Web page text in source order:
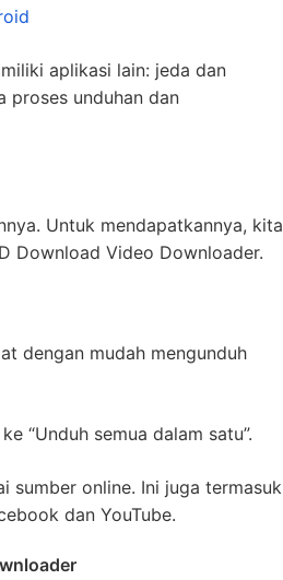
aplikasi lain: jeda dan
proses unduhan dan
Untuk mendapatkannya, kita
Download Video Downloader.
dengan mudah mengunduh
“Unduh semua dalam satu”.
sumber online. Ini juga termasuk
dan YouTube.